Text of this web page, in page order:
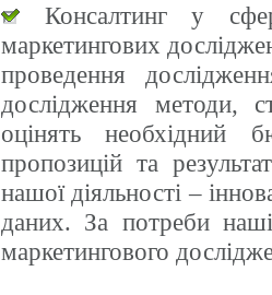
Консалтинг у
маркетингових
проведення
дослідження методи,
оцінять необхідний
пропозицій та
нашої діяльності –
даних. За потреби
маркетингового